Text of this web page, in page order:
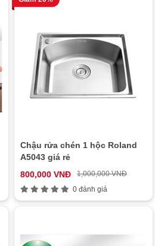
Chậu rửa chén 1 hộc Roland
A5043 giá rẻ
800,000 VNĐ
1,000,000 VNĐ
0 đánh giá